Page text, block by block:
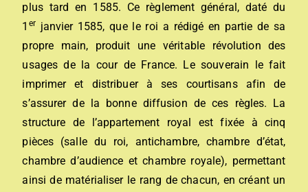
plus tard en 1585. Ce règlement général, daté du
1 erjanvier 1585, que le roi a rédigé en partie de sa
propre main, produit une véritable révolution des
usages de la cour de France. Le souverain le fait
imprimer et distribuer à ses courtisans afin de
s’assurer de la bonne diffusion de ces règles. La
structure de l’appartement royal est fixée à cinq
pièces (salle du roi, antichambre, chambre d’état,
chambre d’audience et chambre royale), permettant
ainsi de matérialiser le rang de chacun, en créant un